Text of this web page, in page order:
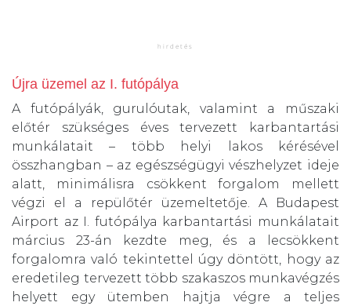
Újra üzemel az I. futópálya
A futópályák, gurulóutak, valamint a műszaki
előtér szükséges éves tervezett karbantartási
munkálatait – több helyi lakos kérésével
összhangban – az egészségügyi vészhelyzet ideje
alatt, minimálisra csökkent forgalom mellett
végzi el a repülőtér üzemeltetője. A Budapest
Airport az I. futópálya karbantartási munkálatait
március 23-án kezdte meg, és a lecsökkent
forgalomra való tekintettel úgy döntött, hogy az
eredetileg tervezett több szakaszos munkavégzés
helyett egy ütemben hajtja végre a teljes